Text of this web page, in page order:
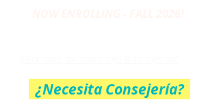
¿Necesita Consejería?